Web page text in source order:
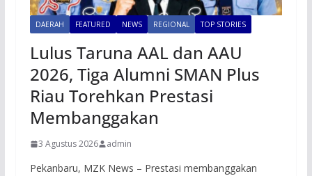
DAERAH FEATURED NEWS REGIONAL TOP STORIES
Lulus Taruna AAL dan AAU
2026, Tiga Alumni SMAN Plus
Riau Torehkan Prestasi
Membanggakan
3 Agustus 2026 admin
Pekanbaru, MZK News – Prestasi membanggakan